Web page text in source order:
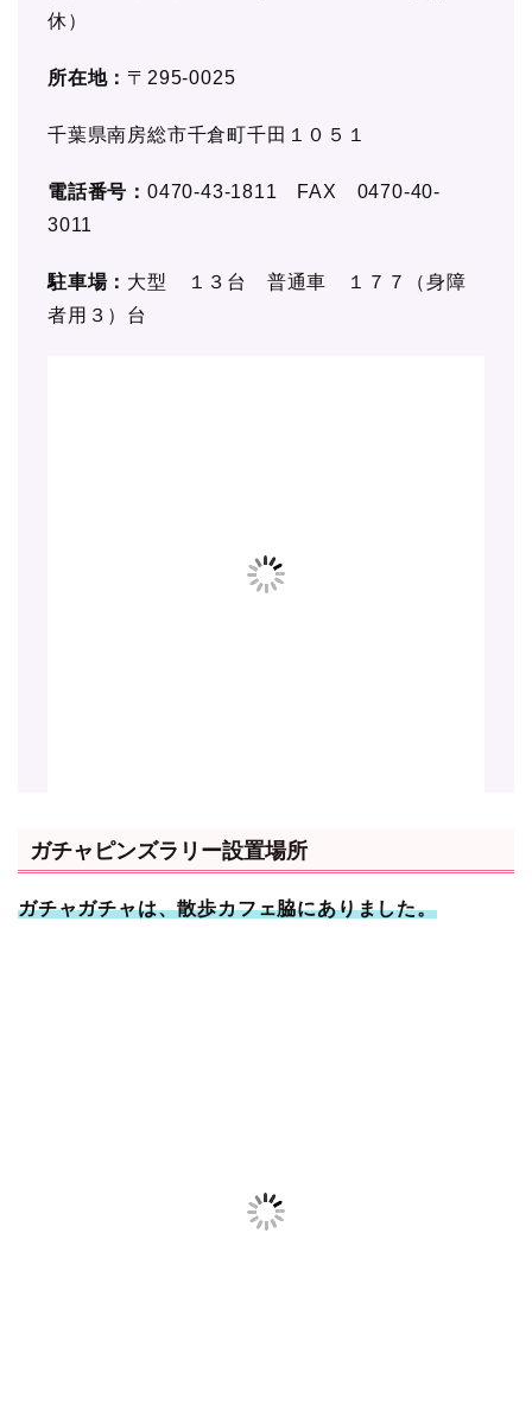
休）
所在地： 〒295-0025
千葉県南房総市千倉町千田１０５１
電話番号： 0470-43-1811 FAX 0470-40-
3011
駐車場： 大型 １３台 普通車 １７７（身障
者用３）台
ガチャピンズラリー設置場所
ガチャガチャは、散歩カフェ脇にありました。